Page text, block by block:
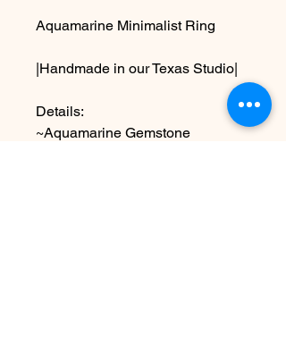
Aquamarine Minimalist Ring
|Handmade in our Texas Studio|
Details:
~Aquamarine Gemstone